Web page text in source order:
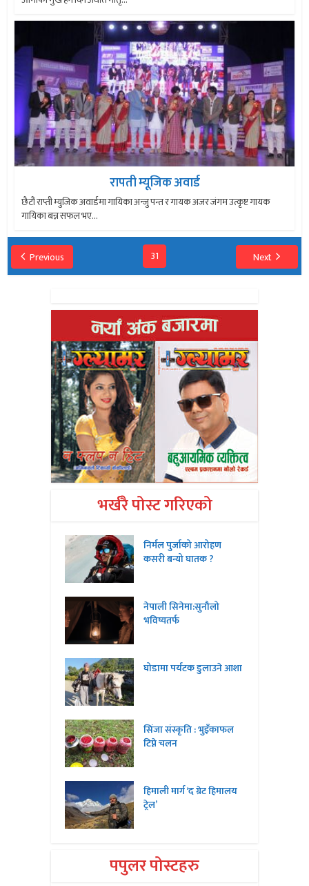
रापती म्यूजिक अवार्ड
छैटौं राप्ती म्युजिक अवार्डमा गायिका अन्जु पन्त र गायक अजर जंगम उत्कृष्ट गायक
गायिका बन्न सफल भए...
Previous 31 Next
भर्खरै पोस्ट गरिएको
निर्मल पुर्जाको आरोहण
कसरी बन्यो घातक ?
नेपाली सिनेमा:सुनौलो
भविष्यतर्फ
घोडामा पर्यटक डुलाउने आशा
सिंजा संस्कृति : भुइँकाफल
टिप्ने चलन
हिमाली मार्ग ‘द ग्रेट हिमालय
ट्रेल’
पपुलर पोस्टहरु